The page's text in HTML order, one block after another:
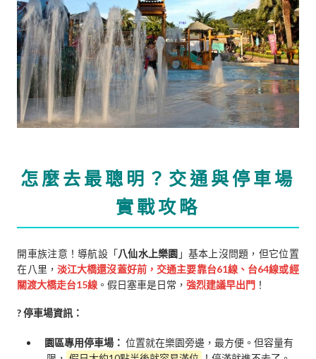
怎麼去最聰明？交通與停車場
實戰攻略
開車族注意！導航設「八仙水上樂園 」基本上沒問題，但它位置
在八里， 淡江大橋還沒蓋好前，交通主要靠台61線、台64線或經
關渡大橋走台15線 。假日塞車是日常，強烈建議早出門 ！
? 停車場資訊：
園區專用停車場： 位置就在樂園旁邊，最方便。但容量有